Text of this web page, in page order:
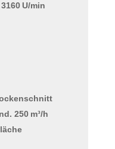
U/min
250 m³/h